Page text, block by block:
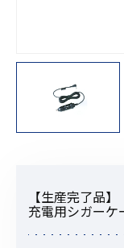
【生産完了品】
充電用シガーケ